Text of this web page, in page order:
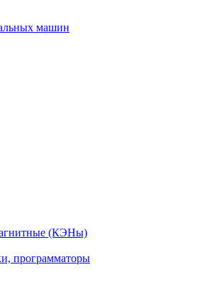
машин
(КЭНы)
программаторы